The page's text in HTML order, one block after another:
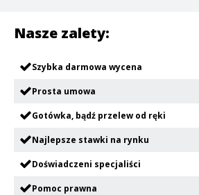
Nasze zalety:
Szybka darmowa wycena
Prosta umowa
Gotówka, bądź przelew od ręki
Najlepsze stawki na rynku
Doświadczeni specjaliści
Pomoc prawna